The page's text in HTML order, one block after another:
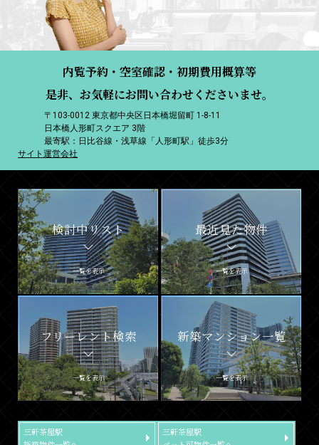
内覧予約・空室確認・初期費用概算等
是非、お気軽にお問い合わせくださいませ。
〒103-0012 東京都中央区日本橋堀留町 1-8-11
日本橋人形町スクエア 3階
最寄駅：日比谷線・浅草線「人形町駅」徒歩3分
サイト運営会社
検討中リスト
一覧を表示
最近見た物件
一覧を表示
フリーレント検索
一覧を表示
新築マンション一覧
一覧を表示
三軒茶屋駅
三軒茶屋駅